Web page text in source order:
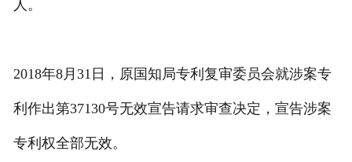
人。
2018年8月31日，原国知局专利复审委员会就涉案专
利作出第37130号无效宣告请求审查决定，宣告涉案
专利权全部无效。